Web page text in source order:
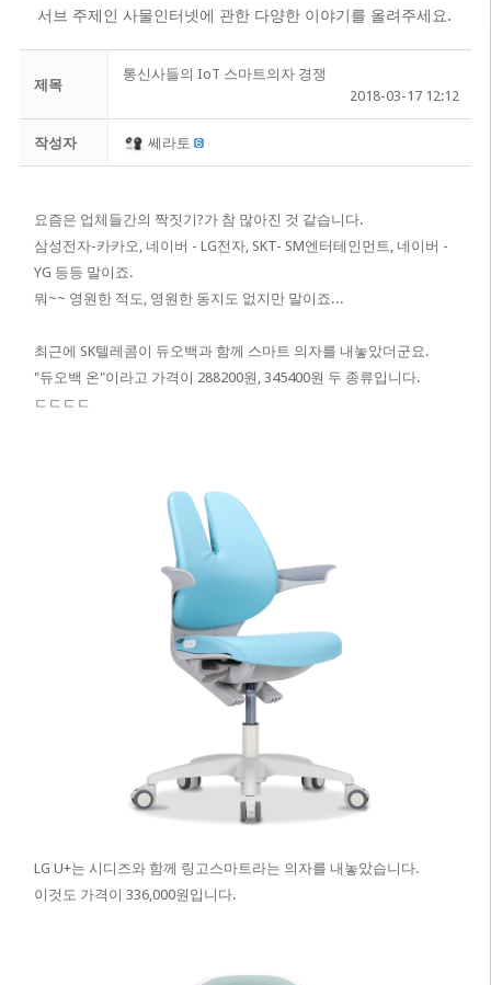
서브 주제인 사물인터넷에 관한 다양한 이야기를 올려주세요.
제목
통신사들의 IoT 스마트의자 경쟁
2018-03-17 12:12
작성자 쎄라토
요즘은 업체들간의 짝짓기?가 참 많아진 것 같습니다.
삼성전자-카카오, 네이버 - LG전자, SKT- SM엔터테인먼트, 네이버 -
YG 등등 말이죠.
뭐~~ 영원한 적도, 영원한 동지도 없지만 말이죠...
최근에 SK텔레콤이 듀오백과 함께 스마트 의자를 내놓았더군요.
"듀오백 온"이라고 가격이 288200원, 345400원 두 종류입니다.
ㄷㄷㄷㄷ
LG U+는 시디즈와 함께 링고스마트라는 의자를 내놓았습니다.
이것도 가격이 336,000원입니다.